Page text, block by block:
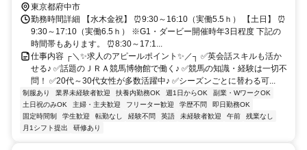
東京都府中市
勤務時間詳細 【水木金祝】 ⏰9:30～16:10（実働5.5ｈ） 【土日】 ⏰
9:30～17:10（実働6.5ｈ） ※G1・ダービー開催時年3日程度 下記の
時間帯もあります。 ⏰8:30～17:1...
仕事内容 ┌＼✨求人のアピールポイント✨／┐ ✅英会話スキルも活か
せる♪ ✅話題のＪＲＡ競馬博物館で働く♪ ✅競馬の知識・経験は一切不
問！ ✅20代～30代女性が多数活躍中♪ ✅シーズンごとに替わる可...
制服あり 業界未経験者歓迎 扶養内勤務OK 週1日からOK
副業・WワークOK
土日祝のみOK
主婦・主夫歓迎 フリーター歓迎 学歴不問
即日勤務OK
固定時間制
学生歓迎 転勤なし 経験不問 英語 未経験者歓迎 午前
残業なし
月1シフト提出
研修あり